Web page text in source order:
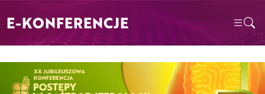
E-KONFERENCJE